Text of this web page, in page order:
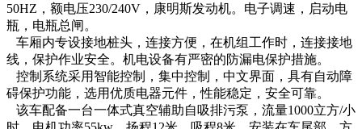
50HZ，额电压230/240V，康明斯发动机。电子调速，启动电
瓶，电瓶总闸。
车厢内专设接地桩头，连接方便，在机组工作时，连接接地
线，保护作业安全。机电设备有严密的防漏电保护措施。
控制系统采用智能控制，集中控制，中文界面，具有自动障
碍保护功能，选用优质电器元件，性能稳定，安全可靠。
该车配备一台一体式真空辅助自吸排污泵，流量1000立方/小